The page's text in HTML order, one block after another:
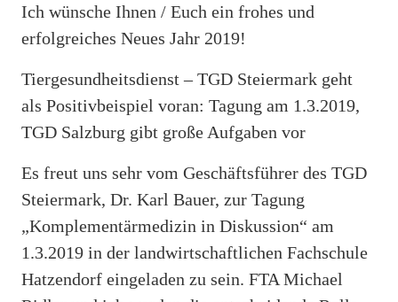
Ich wünsche Ihnen / Euch ein frohes und
erfolgreiches Neues Jahr 2019!
Tiergesundheitsdienst – TGD Steiermark geht
als Positivbeispiel voran: Tagung am 1.3.2019,
TGD Salzburg gibt große Aufgaben vor
Es freut uns sehr vom Geschäftsführer des TGD
Steiermark, Dr. Karl Bauer, zur Tagung
„Komplementärmedizin in Diskussion“ am
1.3.2019 in der landwirtschaftlichen Fachschule
Hatzendorf eingeladen zu sein. FTA Michael